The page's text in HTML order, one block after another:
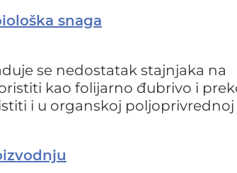
snaga
se nedostatak stajnjaka na
kao folijarno đubrivo i
i u organskoj poljoprivrednoj